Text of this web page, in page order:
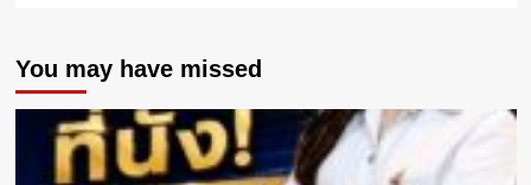
หลักสูตร
ด้าน
Wellness
ของ
คณะ
แพทยศาสตร์
You may have missed